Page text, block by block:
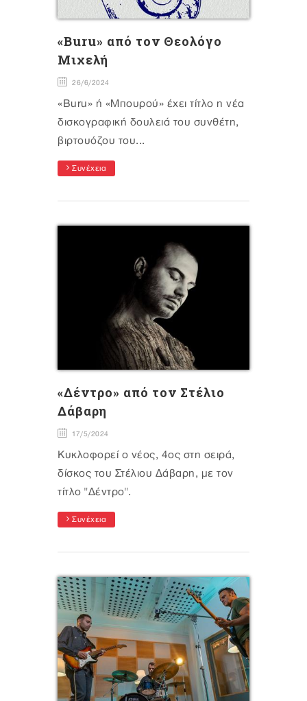
«Buru» από τον Θεολόγο
Μιχελή
26/6/2024
«Buru» ή «Μπουρού» έχει τίτλο η νέα
δισκογραφική δουλειά του συνθέτη,
βιρτουόζου του...
Συνέχεια
«Δέντρο» από τον Στέλιο
Δάβαρη
17/5/2024
Κυκλοφορεί ο νέος, 4ος στη σειρά,
δίσκος του Στέλιου Δάβαρη, με τον
τίτλο "Δέντρο".
Συνέχεια